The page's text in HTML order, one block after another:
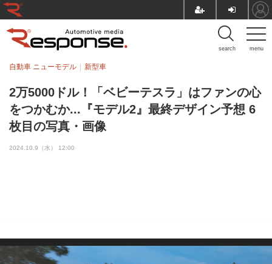
menu
search
2万5000ドル！「ベビーテスラ」はファンの心
をつかむか...『モデル2』最終デザイン予想 6
枚目の写真・画像
自動車 ニューモデル 新型車
2024.10.9（水） 12:00